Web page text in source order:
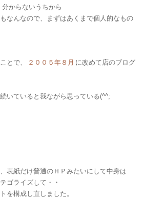
分からないうちから
なんなので、まずはあくまで個人的なもの
とで、 ２００５年８月 に改めて店のブログ
いていると我ながら思っている(^^;
表紙だけ普通のＨＰみたいにして中身は
ゴライズして・・
を構成し直しました。